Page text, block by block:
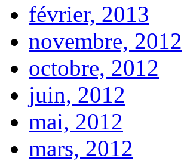
février, 2013
novembre, 2012
octobre, 2012
juin, 2012
mai, 2012
mars, 2012